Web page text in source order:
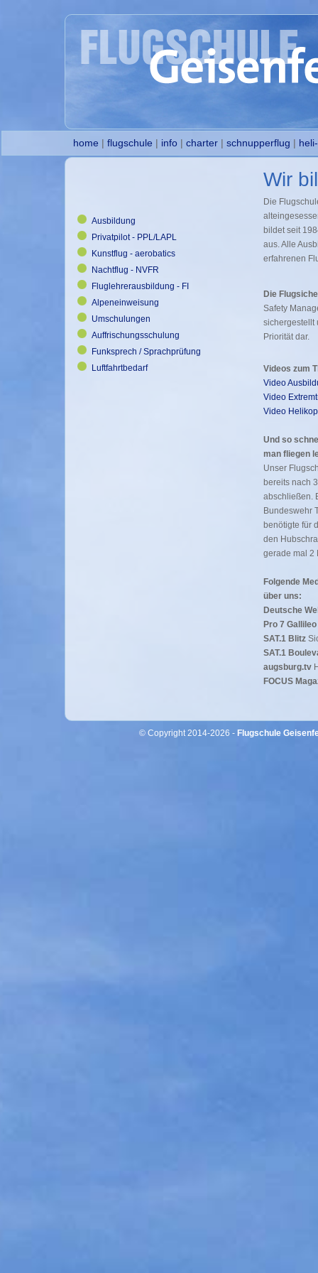
home | flugschule | info | charter | schnupperflug |
Ausbildung
Privatpilot - PPL/LAPL
Kunstflug - aerobatics
Nachtflug - NVFR
Fluglehrerausbildung - FI
Alpeneinweisung
Umschulungen
Auffrischungsschulung
Funksprech / Sprachprüfung
Luftfahrtbedarf
Wir
Die
bildet seit
aus. Alle
erfahrenen
Die
Safety
sichergestellt
Priorität dar.
Videos zum
Video
Video
Video
Und so
man fliegen
Unser
bereits nach
abschließen.
Bundeswehr
benötigte für
den
gerade mal 2
Folgende
über uns:
Deutsche
Pro 7 Gallileo
SAT.1 Blitz
SAT.1
augsburg.tv
FOCUS
© Copyright 2014-2026 - Flugschule